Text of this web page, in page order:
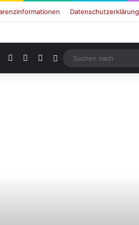
Datenschutzerklärung
RSS Facebook Login